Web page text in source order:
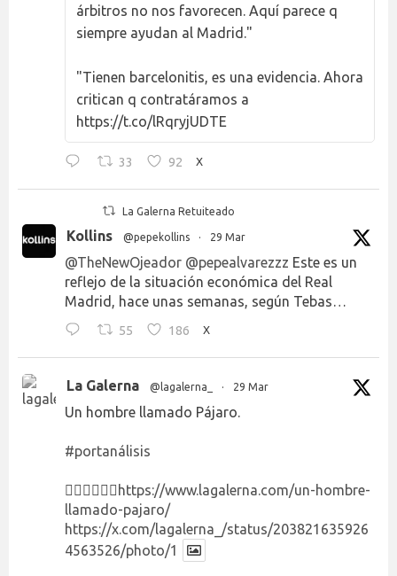
árbitros no nos favorecen. Aquí parece q
siempre ayudan al Madrid."
"Tienen barcelonitis, es una evidencia. Ahora
critican q contratáramos a
https://t.co/lRqryjUDTE
33 92 X
La Galerna Retuiteado
Kollins @pepekollins · 29 Mar
@TheNewOjeador @pepealvarezzz Este es un
reflejo de la situación económica del Real
Madrid, hace unas semanas, según Tebas…
55 186 X
La Galerna @lagalerna_ · 29 Mar
Un hombre llamado Pájaro.
#portanálisis
👉🏻👉🏻👉🏻 https://www.lagalerna.com/un-hombre-
llamado-pajaro/
https://x.com/lagalerna_/status/203821635926
4563526/photo/1